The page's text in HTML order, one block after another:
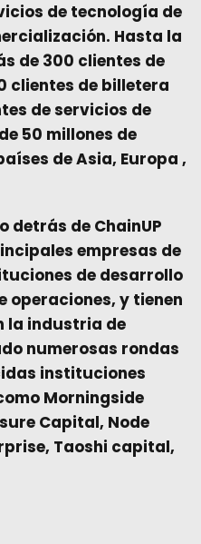
de tecnología de
Hasta la
de 300 clientes de
clientes de billetera
de servicios de
50 millones de
de Asia, Europa ,
detrás de ChainUP
empresas de
de desarrollo
operaciones, y tienen
la industria de
numerosas rondas
instituciones
Morningside
Capital, Node
Taoshi capital,